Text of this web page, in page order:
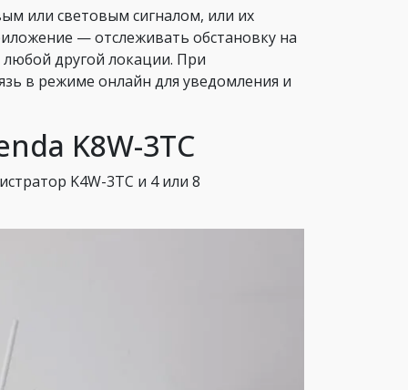
или световым сигналом, или их
— отслеживать обстановку на
другой локации. При
в режиме онлайн для уведомления и
K8W-3TC
K4W-3TC и 4 или 8